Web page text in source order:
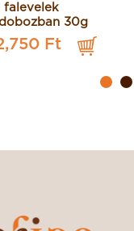
falevelek
30g
Ft